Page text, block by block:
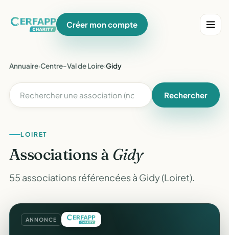
Créer mon compte
Annuaire›Centre-Val de Loire›Gidy
Rechercher
LOIRET
Associations à Gidy
55 associations référencées à Gidy (Loiret).
ANNONCE